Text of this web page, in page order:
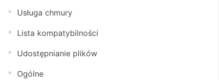
Usługa chmury
Lista kompatybilności
Udostępnianie plików
Ogólne